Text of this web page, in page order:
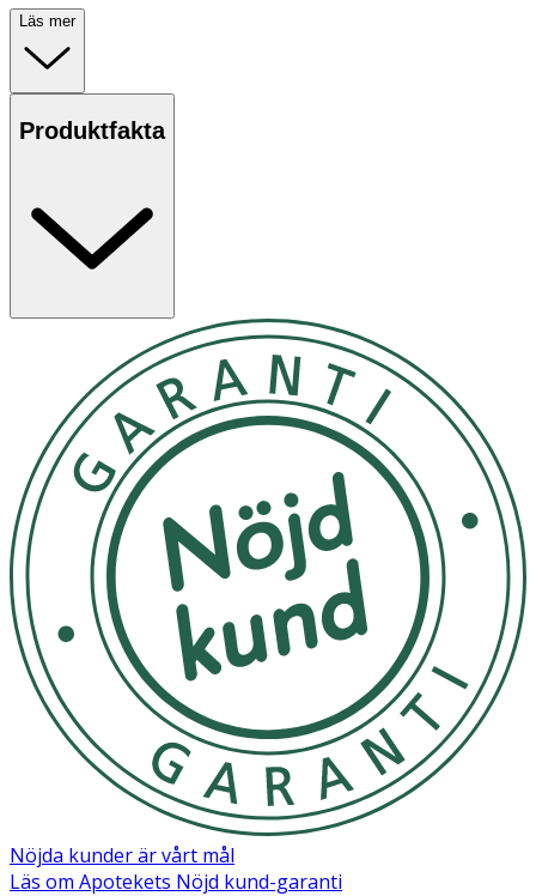
Läs mer
Produktfakta
Nöjda kunder är vårt mål
Läs om Apotekets Nöjd kund-garanti